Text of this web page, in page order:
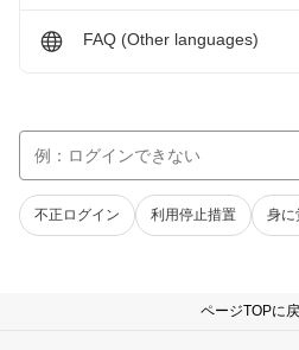
FAQ (Other languages)
不正ログイン 利用停止措置 身に
ページTOPに